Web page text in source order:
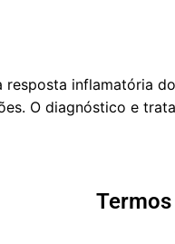
resposta inflamatória
O diagnóstico e